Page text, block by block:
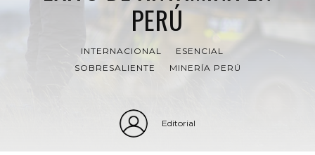
PERÚ
INTERNACIONAL
ESENCIAL
SOBRESALIENTE
MINERÍA PERÚ
Editorial